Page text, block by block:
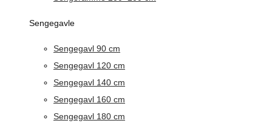
Sengegavle
Sengegavl 90 cm
Sengegavl 120 cm
Sengegavl 140 cm
Sengegavl 160 cm
Sengegavl 180 cm